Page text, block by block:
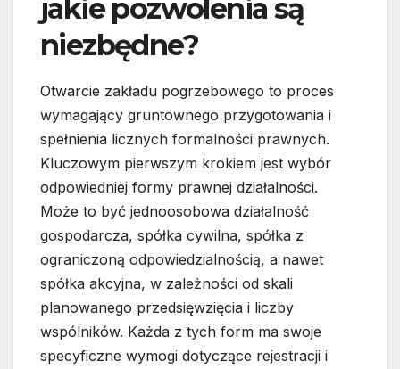
jakie pozwolenia są
niezbędne?
Otwarcie zakładu pogrzebowego to proces
wymagający gruntownego przygotowania i
spełnienia licznych formalności prawnych.
Kluczowym pierwszym krokiem jest wybór
odpowiedniej formy prawnej działalności.
Może to być jednoosobowa działalność
gospodarcza, spółka cywilna, spółka z
ograniczoną odpowiedzialnością, a nawet
spółka akcyjna, w zależności od skali
planowanego przedsięwzięcia i liczby
wspólników. Każda z tych form ma swoje
specyficzne wymogi dotyczące rejestracji i